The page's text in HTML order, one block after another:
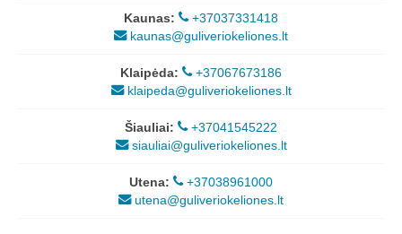
Kaunas:
+37037331418
kaunas@guliveriokeliones.lt
Klaipėda:
+37067673186
klaipeda@guliveriokeliones.lt
Šiauliai:
+37041545222
siauliai@guliveriokeliones.lt
Utena:
+37038961000
utena@guliveriokeliones.lt